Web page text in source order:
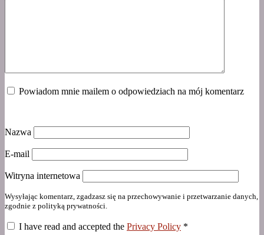
Powiadom mnie mailem o odpowiedziach na mój komentarz
Nazwa
E-mail
Witryna internetowa
Wysyłając komentarz, zgadzasz się na przechowywanie i przetwarzanie danych,
zgodnie z polityką prywatności.
I have read and accepted the Privacy Policy *